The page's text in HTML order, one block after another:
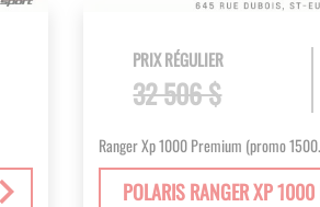
PRIX RÉGULIER
32 506 $
Ranger Xp 1000 Premium (promo
POLARIS RANGER XP